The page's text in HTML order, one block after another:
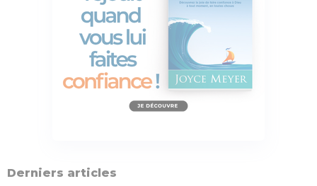
Derniers articles